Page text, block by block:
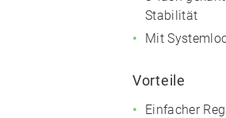
Stabilität
Mit
Vorteile
Einfacher